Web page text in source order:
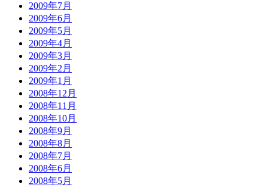
2009年7月
2009年6月
2009年5月
2009年4月
2009年3月
2009年2月
2009年1月
2008年12月
2008年11月
2008年10月
2008年9月
2008年8月
2008年7月
2008年6月
2008年5月